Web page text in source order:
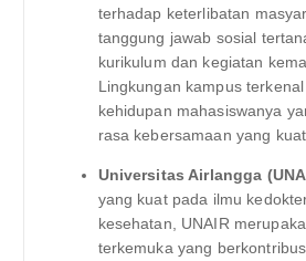
terhadap keterlibatan
tanggung jawab sosial
kurikulum dan kegiatan
Lingkungan kampus
kehidupan mahasiswanya
rasa kebersamaan yang kuat.
Universitas Airlangga
yang kuat pada ilmu
kesehatan, UNAIR
terkemuka yang